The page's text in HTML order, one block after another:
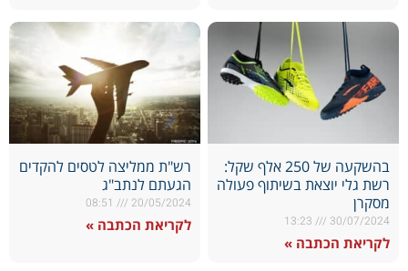
בהשקעה של 250 אלף שקל:
רשת גלי יוצאת בשיתוף פעולה
מסקרן
30/07/2024
לקריאת הכתבה »
רש"ת ממליצה לטסים להקדים
הגעתם לנתב"ג
20/05/2024
לקריאת הכתבה »